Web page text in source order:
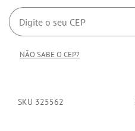
NÃO SABE O CEP?
SKU 325562